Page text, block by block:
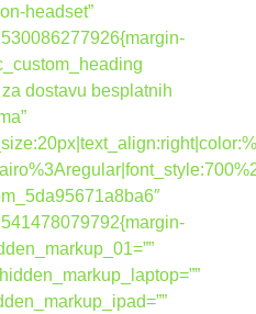
headset”
dostavu besplatnih